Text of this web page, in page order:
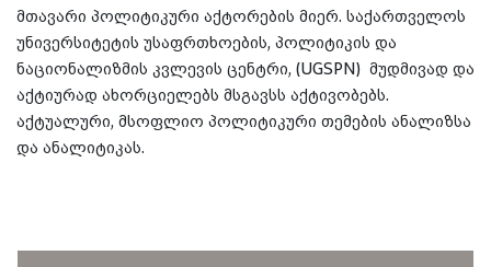
მთავარი პოლიტიკური აქტორების მიერ. საქართველოს
უნივერსიტეტის უსაფრთხოების, პოლიტიკის და
ნაციონალიზმის კვლევის ცენტრი, (UGSPN) მუდმივად და
აქტიურად ახორციელებს მსგავსს აქტივობებს.
აქტუალური, მსოფლიო პოლიტიკური თემების ანალიზსა
და ანალიტიკას.